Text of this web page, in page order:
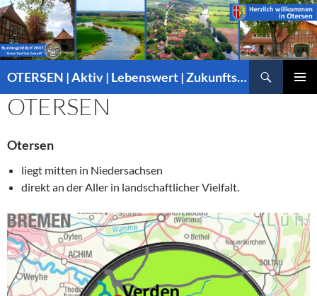
OTERSEN | Aktiv | Lebenswert | Zukunftsorientiert – mitten in Niedersachsen
INHALT
SPRINGEN
OTERSEN
Otersen
liegt mitten in Niedersachsen
direkt an der Aller in landschaftlicher Vielfalt.